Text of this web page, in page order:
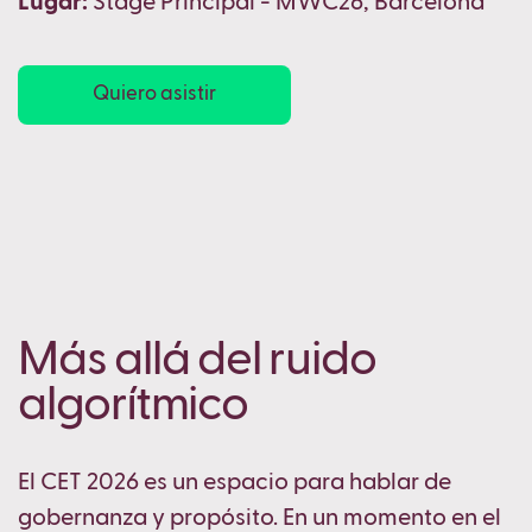
Quiero asistir
Más allá del ruido
algorítmico
El CET 2026 es un espacio para hablar de
gobernanza y propósito. En un momento en el